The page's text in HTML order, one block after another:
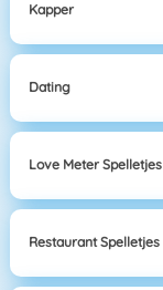
Kapper
Dating
Love Meter Spelletjes
Restaurant Spelletjes